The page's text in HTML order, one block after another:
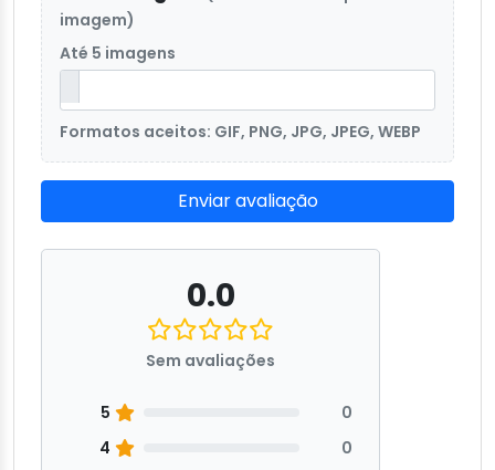
imagem)
Até 5 imagens
Formatos aceitos: GIF, PNG, JPG, JPEG, WEBP
Enviar avaliação
0.0
Sem avaliações
5
0
4
0